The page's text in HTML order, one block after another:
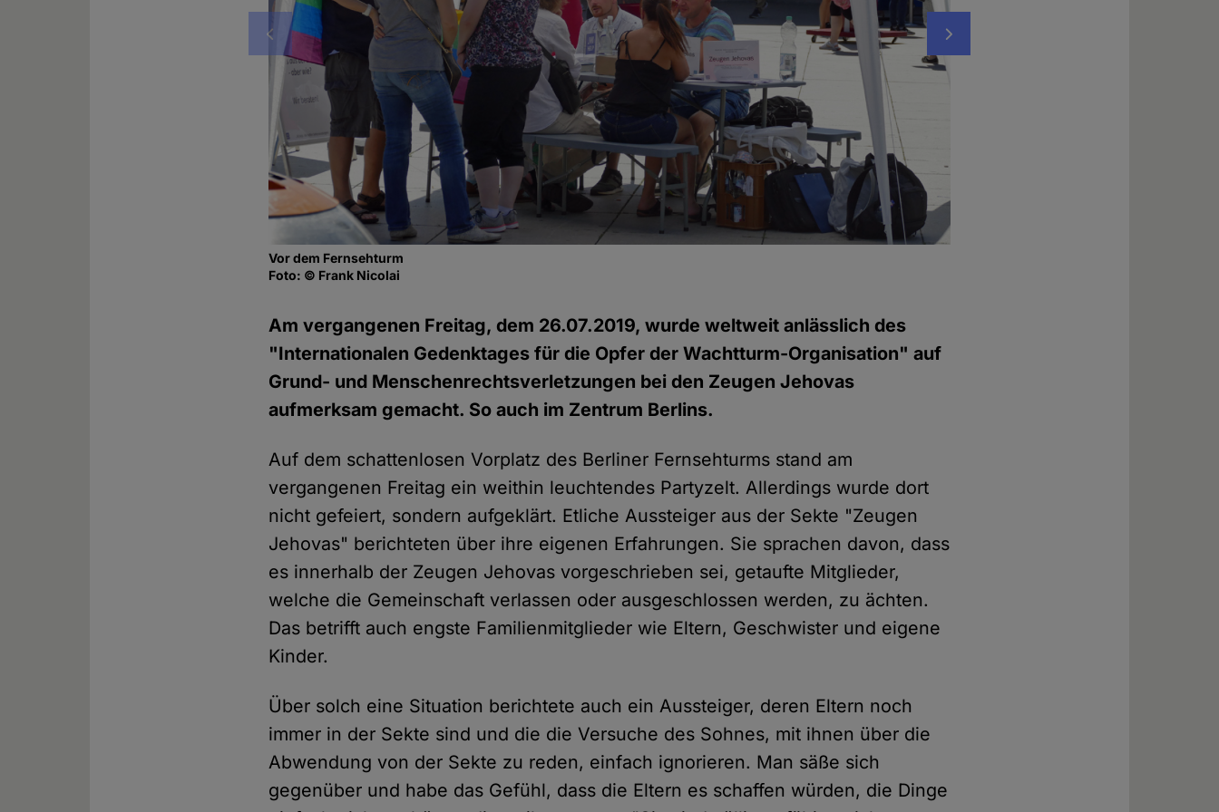
Vorheriges
Vor dem Fernsehturm
Foto: © Frank Nicolai
Am vergangenen Freitag, dem 26.07.2019, wurde weltweit anlässlich des
"Internationalen Gedenktages für die Opfer der Wachtturm-Organisation" auf
Grund- und Menschenrechtsverletzungen bei den Zeugen Jehovas
aufmerksam gemacht. So auch im Zentrum Berlins.
Auf dem schattenlosen Vorplatz des Berliner Fernsehturms stand am
vergangenen Freitag ein weithin leuchtendes Partyzelt. Allerdings wurde dort
nicht gefeiert, sondern aufgeklärt. Etliche Aussteiger aus der Sekte "Zeugen
Jehovas" berichteten über ihre eigenen Erfahrungen. Sie sprachen davon, dass
es innerhalb der Zeugen Jehovas vorgeschrieben sei, getaufte Mitglieder,
welche die Gemeinschaft verlassen oder ausgeschlossen werden, zu ächten.
Das betrifft auch engste Familienmitglieder wie Eltern, Geschwister und eigene
Kinder.
Über solch eine Situation berichtete auch ein Aussteiger, deren Eltern noch
immer in der Sekte sind und die die Versuche des Sohnes, mit ihnen über die
Abwendung von der Sekte zu reden, einfach ignorieren. Man säße sich
gegenüber und habe das Gefühl, dass die Eltern es schaffen würden, die Dinge